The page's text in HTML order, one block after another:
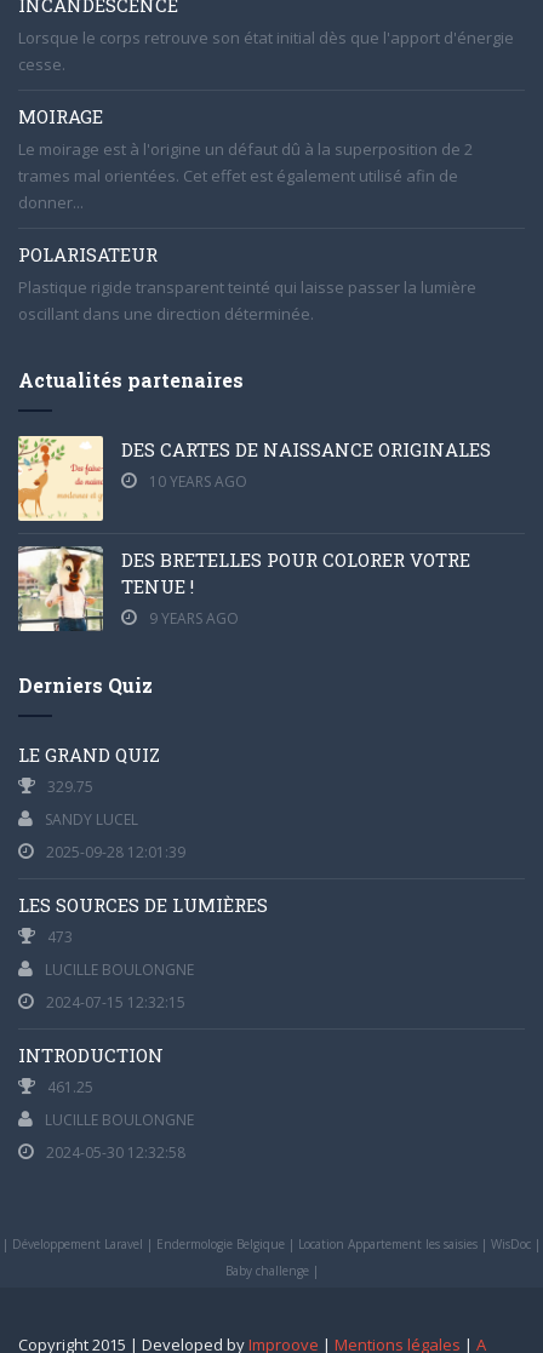
INCANDESCENCE
Lorsque le corps retrouve son état initial dès que l'apport d'énergie
cesse.
MOIRAGE
Le moirage est à l'origine un défaut dû à la superposition de 2
trames mal orientées. Cet effet est également utilisé afin de
donner...
POLARISATEUR
Plastique rigide transparent teinté qui laisse passer la lumière
oscillant dans une direction déterminée.
Actualités partenaires
DES CARTES DE NAISSANCE ORIGINALES
10 YEARS AGO
DES BRETELLES POUR COLORER VOTRE
TENUE !
9 YEARS AGO
Derniers Quiz
LE GRAND QUIZ
329.75
SANDY LUCEL
2025-09-28 12:01:39
LES SOURCES DE LUMIÈRES
473
LUCILLE BOULONGNE
2024-07-15 12:32:15
INTRODUCTION
461.25
LUCILLE BOULONGNE
2024-05-30 12:32:58
| Développement Laravel | Endermologie Belgique | Location Appartement les saisies | WisDoc |
Baby challenge|
Copyright 2015 | Developed byImproove | Mentions légales | A